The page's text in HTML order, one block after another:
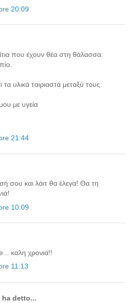
20:09
που έχουν θέα στη θάλασσα.
υλικά ταιριαστά μεταξύ τους.
με υγεία
21:44
σου και λάιτ θα έλεγα! Θα τη
10:09
καλη χρονια!!
11:13
ha detto...